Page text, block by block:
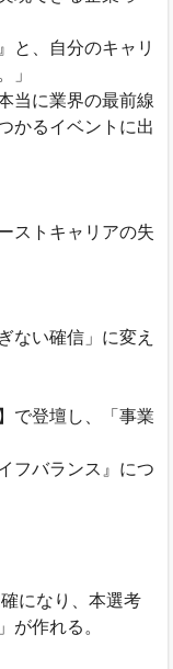
と、自分のキャリ
」
当に業界の最前線
かるイベントに出
ストキャリアの失
ない確信」に変え
で登壇し、「事業
フバランス』につ
になり、本選考
が作れる。